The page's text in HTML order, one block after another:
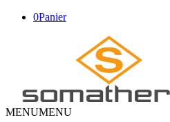
0Panier
MENUMENU